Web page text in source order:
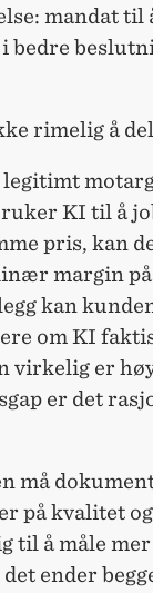
mandat til
bedre
rimelig å
legitimt
KI til å
pris, kan
margin
kan
om KI
virkelig er
er det
må
på kvalitet
til å måle
ender